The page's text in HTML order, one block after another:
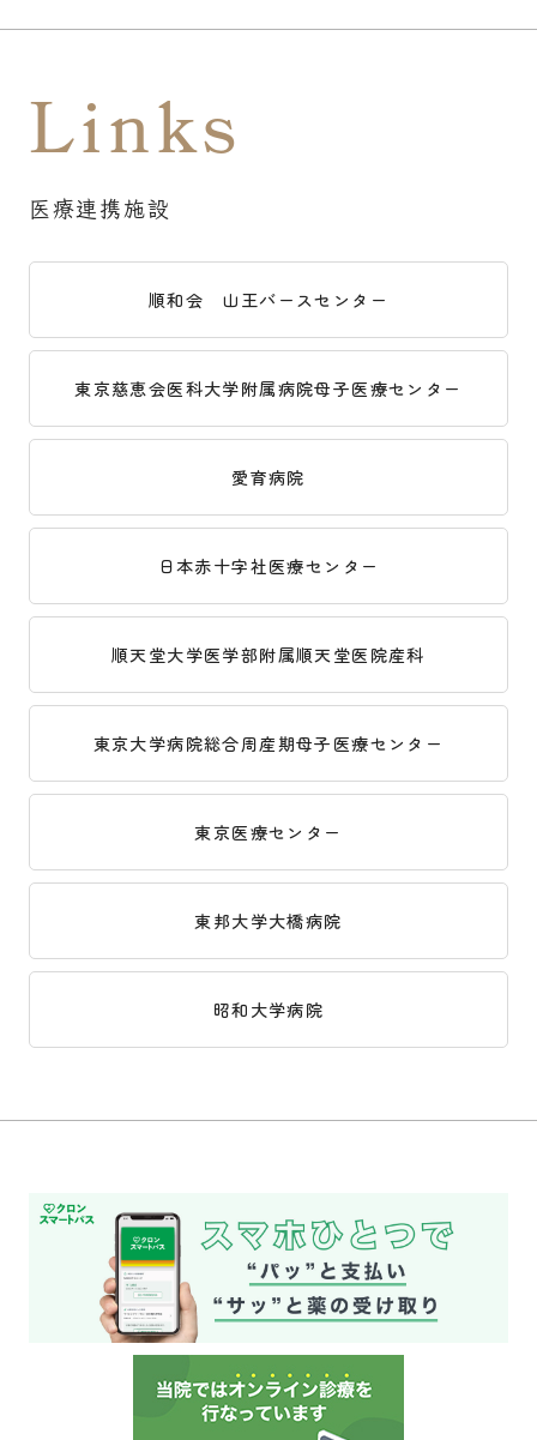
Links
医療連携施設
順和会 山王バースセンター
東京慈恵会医科大学附属病院母子医療センター
愛育病院
日本赤十字社医療センター
順天堂大学医学部附属順天堂医院産科
東京大学病院総合周産期母子医療センター
東京医療センター
東邦大学大橋病院
昭和大学病院